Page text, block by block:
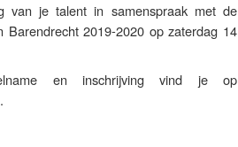
van je talent in samenspraak met de
2019-2020 op zaterdag 14
en inschrijving vind je op